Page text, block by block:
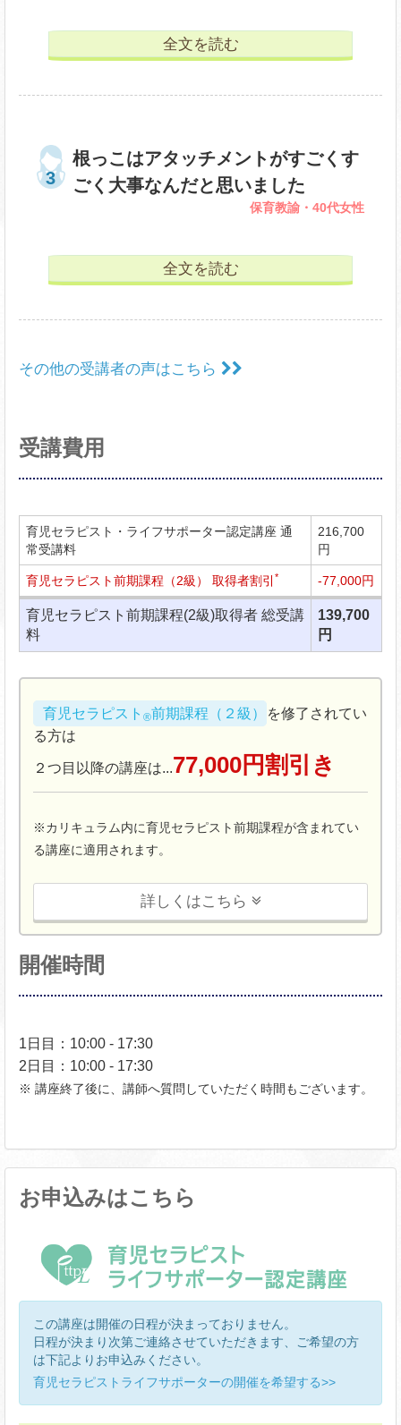
全文を読む
根っこはアタッチメントがすごくす
ごく大事なんだと思いました
保育教諭・40代女性
全文を読む
その他の受講者の声はこちら
受講費用
育児セラピスト・ライフサポーター認定講座 通
常受講料
216,700
円
育児セラピスト前期課程（2級） 取得者割引 * -77,000円
育児セラピスト前期課程(2級)取得者 総受講
料
139,700
円
育児セラピスト ®前期課程（２級）
を修了されてい
る方は
２つ目以降の講座は...77,000円割引き
※カリキュラム内に育児セラピスト前期課程が含まれてい
る講座に適用されます。
詳しくはこちら
開催時間
1日目：10:00 - 17:30
2日目：10:00 - 17:30
※ 講座終了後に、講師へ質問していただく時間もございます。
お申込みはこちら
この講座は開催の日程が決まっておりません。
日程が決まり次第ご連絡させていただきます、ご希望の方
は下記よりお申込みください。
育児セラピストライフサポーターの開催を希望する>>